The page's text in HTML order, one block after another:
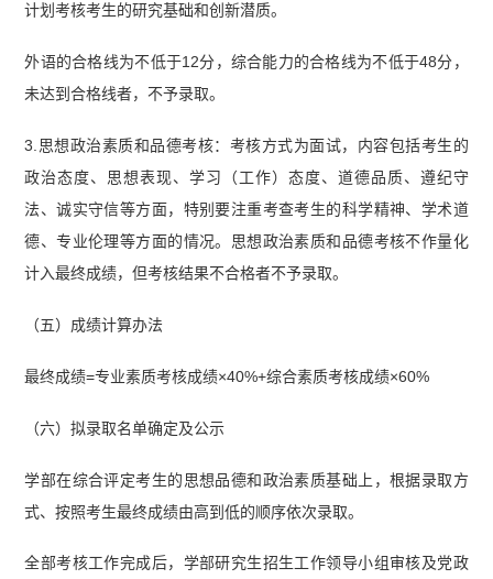
计划考核考生的研究基础和创新潜质。
外语的合格线为不低于12分，综合能力的合格线为不低于48分，
未达到合格线者，不予录取。
3.思想政治素质和品德考核：考核方式为面试，内容包括考生的
政治态度、思想表现、学习（工作）态度、道德品质、遵纪守
法、诚实守信等方面，特别要注重考查考生的科学精神、学术道
德、专业伦理等方面的情况。思想政治素质和品德考核不作量化
计入最终成绩，但考核结果不合格者不予录取。
（五）成绩计算办法
最终成绩=专业素质考核成绩×40%+综合素质考核成绩×60%
（六）拟录取名单确定及公示
学部在综合评定考生的思想品德和政治素质基础上，根据录取方
式、按照考生最终成绩由高到低的顺序依次录取。
全部考核工作完成后，学部研究生招生工作领导小组审核及党政